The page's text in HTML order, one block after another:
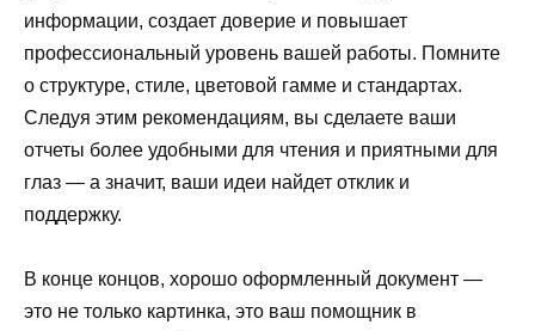
информации, создает доверие и повышает
профессиональный уровень вашей работы. Помните
о структуре, стиле, цветовой гамме и стандартах.
Следуя этим рекомендациям, вы сделаете ваши
отчеты более удобными для чтения и приятными для
глаз — а значит, ваши идеи найдет отклик и
поддержку.
В конце концов, хорошо оформленный документ —
это не только картинка, это ваш помощник в